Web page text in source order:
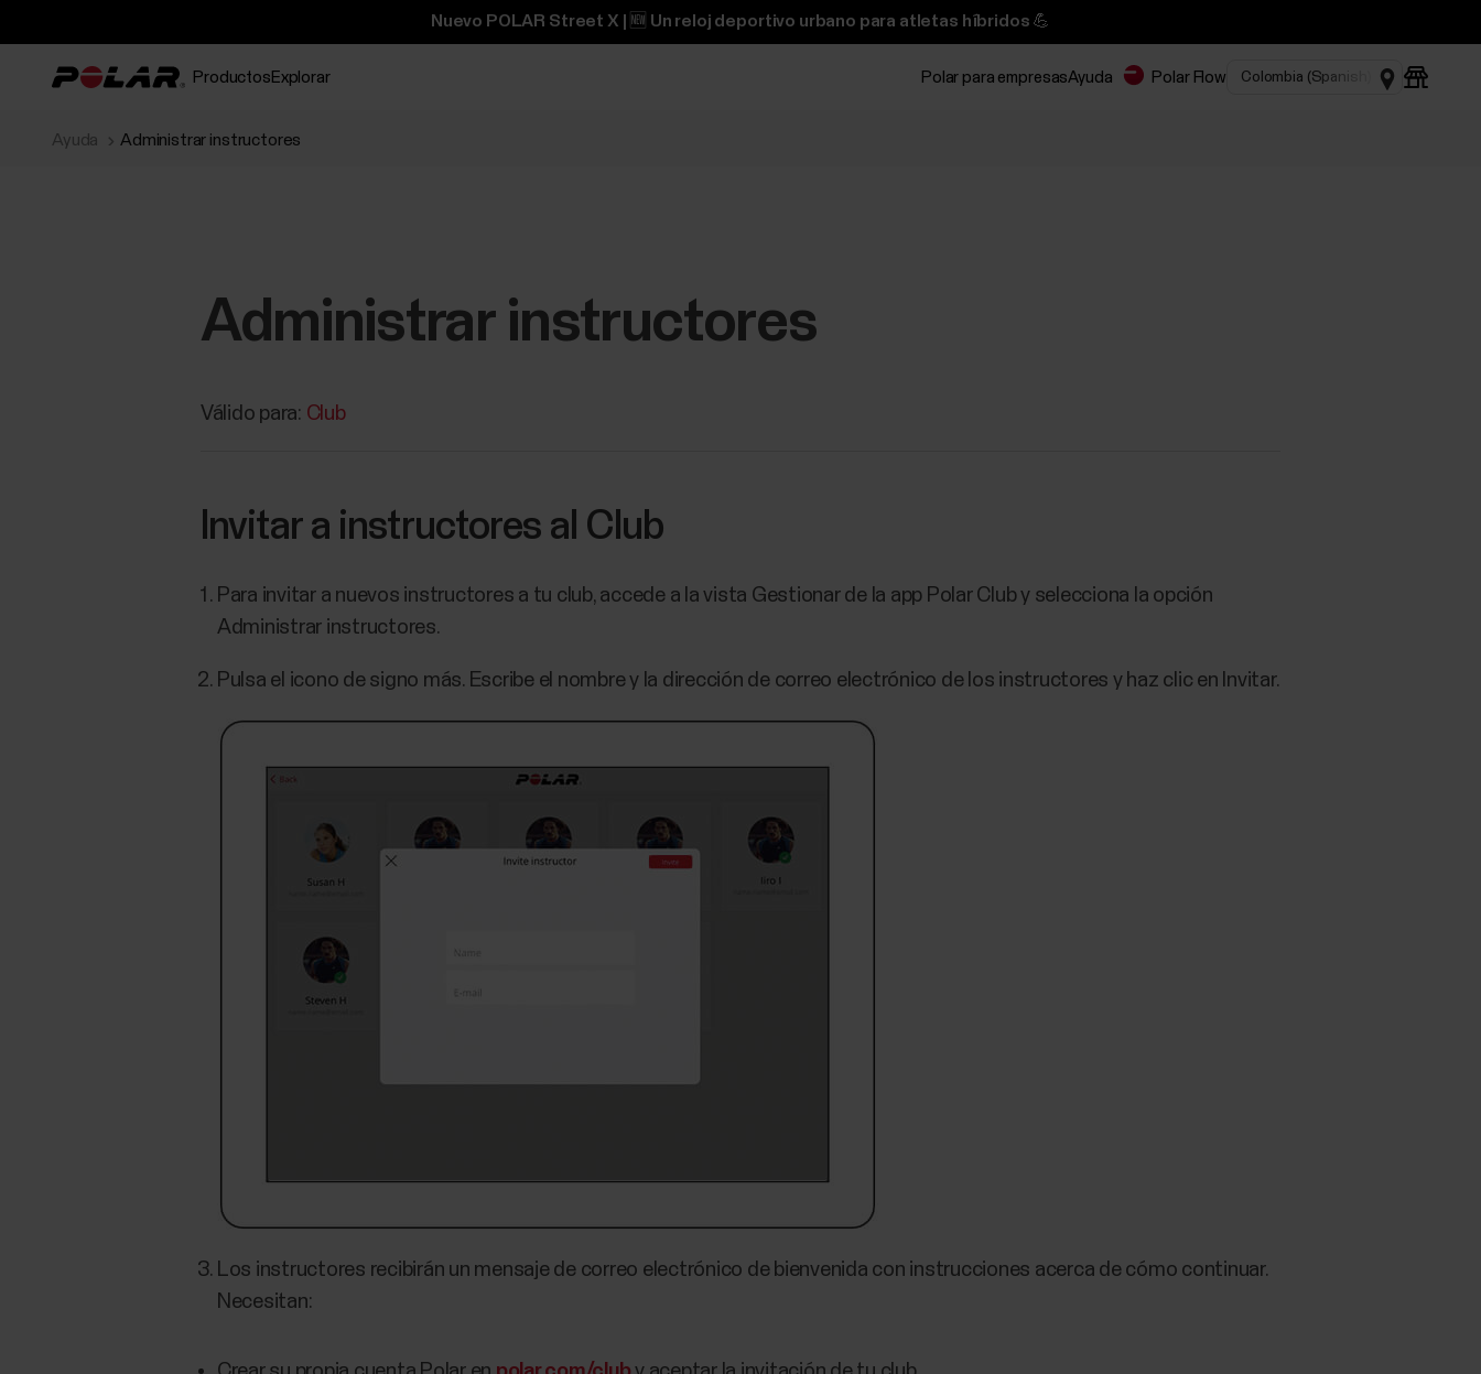
Nuevo POLAR Street X | 🆕 Un reloj deportivo urbano para atletas híbridos 💪
Productos Explorar Polar para empresasAyuda Polar Flow
Ayuda Administrar instructores
Administrar instructores
Válido para: Club
Invitar a instructores al Club
Para invitar a nuevos instructores a tu club, accede a la vista Gestionar de la app Polar Club y selecciona la opción
Administrar instructores.
Pulsa el icono de signo más. Escribe el nombre y la dirección de correo electrónico de los instructores y haz clic en Invitar.
Los instructores recibirán un mensaje de correo electrónico de bienvenida con instrucciones acerca de cómo continuar.
Necesitan: